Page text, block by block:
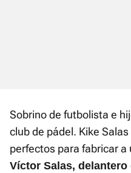
Sobrino de futbolista e
club de pádel. Kike
perfectos para fabricar a
Víctor Salas, delantero